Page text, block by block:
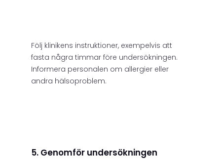
Följ klinikens instruktioner, exempelvis att
fasta några timmar före undersökningen.
Informera personalen om allergier eller
andra hälsoproblem.
5. Genomför undersökningen